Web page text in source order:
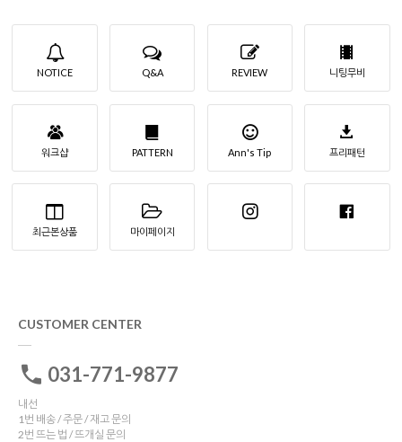
NOTICE Q&A REVIEW 니팅무비
워크샵 PATTERN Ann's Tip 프리패턴
최근본상품 마이페이지
CUSTOMER CENTER
031-771-9877
내선
1번 배송 / 주문 / 재고 문의
2번 뜨는 법 / 뜨개실 문의